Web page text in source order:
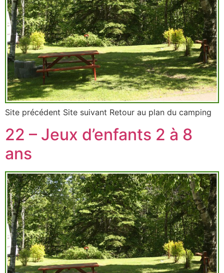
Site précédent Site suivant Retour au plan du camping
22 – Jeux d’enfants 2 à 8
ans